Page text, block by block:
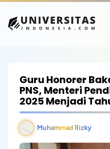
Guru Honorer
PNS, Menteri
2025 Menjadi
Muhammad Rizky